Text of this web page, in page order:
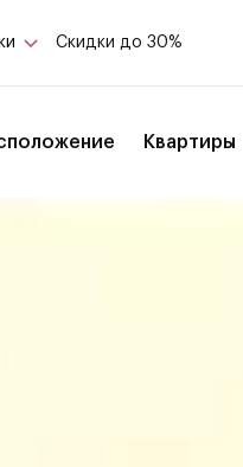
Скидки до 30%
Квартиры